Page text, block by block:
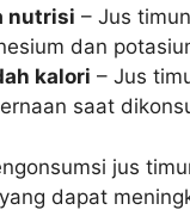
nutrisi – Jus
dan
kalori – Jus
saat
jus
dapat